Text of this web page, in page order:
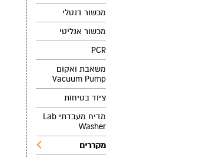
מכשור דנטלי
מכשור אנליטי
PCR
משאבת ואקום
Vacuum Pump
ציוד בטיחות
מדיח מעבדתי Lab
Washer
מקררים